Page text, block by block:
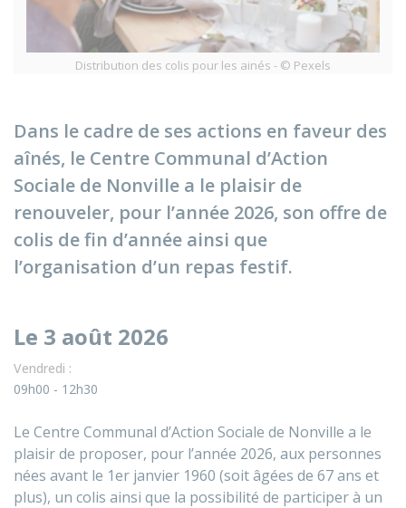
Distribution des colis pour les ainés - © Pexels
Dans le cadre de ses actions en faveur des
aînés, le Centre Communal d’Action
Sociale de Nonville a le plaisir de
renouveler, pour l’année 2026, son offre de
colis de fin d’année ainsi que
l’organisation d’un repas festif.
Le 3 août 2026
Vendredi :
09h00 - 12h30
Le Centre Communal d’Action Sociale de Nonville a le
plaisir de proposer, pour l’année 2026, aux personnes
nées avant le 1er janvier 1960 (soit âgées de 67 ans et
plus), un colis ainsi que la possibilité de participer à un